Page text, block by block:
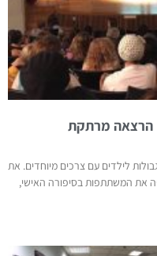
| הרצאה מרתקת
לילדים עם צרכים מיוחדים. את
את המשתתפות בסיפורה האישי,